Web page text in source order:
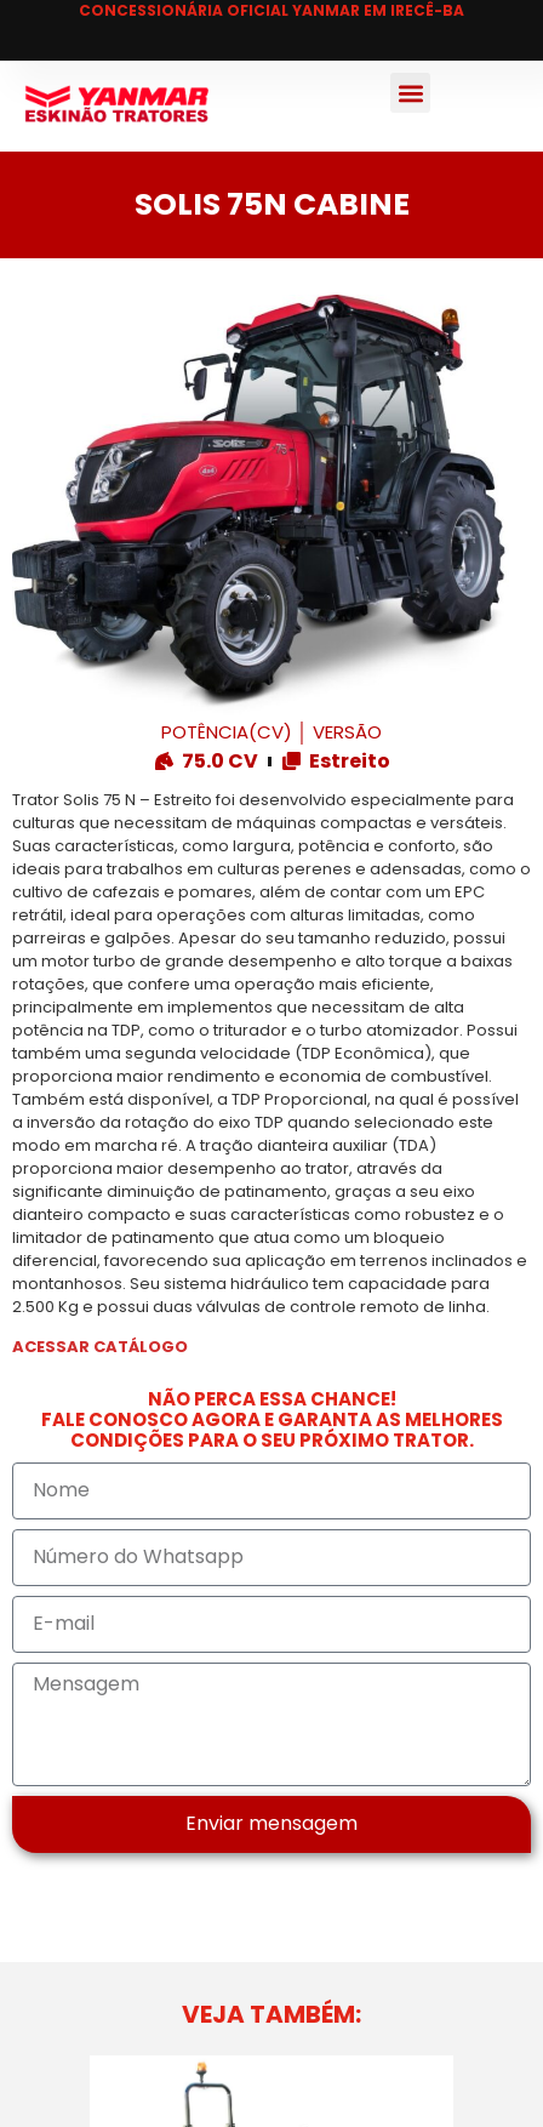
CONCESSIONÁRIA OFICIAL YANMAR EM IRECÊ-BA
SOLIS 75N CABINE
POTÊNCIA(CV) VERSÃO
75.0 CV Estreito
Trator Solis 75 N – Estreito foi desenvolvido especialmente para
culturas que necessitam de máquinas compactas e versáteis.
Suas características, como largura, potência e conforto, são
ideais para trabalhos em culturas perenes e adensadas, como o
cultivo de cafezais e pomares, além de contar com um EPC
retrátil, ideal para operações com alturas limitadas, como
parreiras e galpões. Apesar do seu tamanho reduzido, possui
um motor turbo de grande desempenho e alto torque a baixas
rotações, que confere uma operação mais eficiente,
principalmente em implementos que necessitam de alta
potência na TDP, como o triturador e o turbo atomizador. Possui
também uma segunda velocidade (TDP Econômica), que
proporciona maior rendimento e economia de combustível.
Também está disponível, a TDP Proporcional, na qual é possível
a inversão da rotação do eixo TDP quando selecionado este
modo em marcha ré. A tração dianteira auxiliar (TDA)
proporciona maior desempenho ao trator, através da
significante diminuição de patinamento, graças a seu eixo
dianteiro compacto e suas características como robustez e o
limitador de patinamento que atua como um bloqueio
diferencial, favorecendo sua aplicação em terrenos inclinados e
montanhosos. Seu sistema hidráulico tem capacidade para
2.500 Kg e possui duas válvulas de controle remoto de linha.
ACESSAR CATÁLOGO
NÃO PERCA ESSA CHANCE!
FALE CONOSCO AGORA E GARANTA AS MELHORES
CONDIÇÕES PARA O SEU PRÓXIMO TRATOR.
Enviar mensagem
VEJA TAMBÉM: